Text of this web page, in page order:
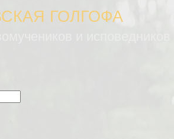
ГОЛГОФА